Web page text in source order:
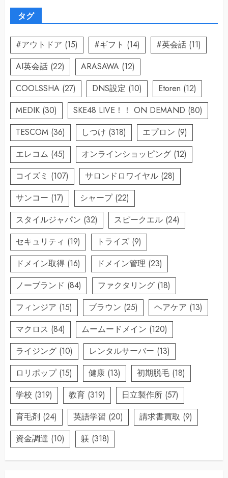
タグ
#アウトドア (15) #ギフト (14) #英会話 (11)
AI英会話 (22) ARASAWA (12)
COOLSSHA (27) DNS設定 (10) Etoren (12)
MEDIK (30) SKE48 LIVE！！ ON DEMAND (80)
TESCOM (36) しつけ (318) エプロン (9)
エレコム (45) オンラインショッピング (12)
コイズミ (107) サロンドロワイヤル (28)
サンコー (17) シャープ(22)
スタイルジャパン (32) スピークエル (24)
セキュリティ (19) トライズ (9)
ドメイン取得 (16) ドメイン管理 (23)
ノーブランド (84) ファクタリング (18)
フィンジア (15) ブラウン (25) ヘアケア (13)
マクロス (84) ムームードメイン (120)
ライジング (10) レンタルサーバー (13)
ロリポップ(15) 健康 (13) 初期脱毛 (18)
学校 (319) 教育 (319) 日立製作所 (57)
育毛剤 (24) 英語学習 (20) 請求書買取 (9)
資金調達 (10) 躾 (318)